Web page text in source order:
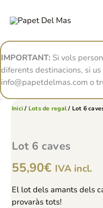
IMPORTANT: Si vols
diferents destinacions, si
info@papetdelmas.com o
Inici/ Lots de regal/ Lot 6
Lot 6 caves
55,90€ IVA incl.
El lot dels amants dels
provaràs tots!